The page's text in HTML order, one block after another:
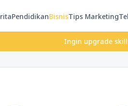
PendidikanBisnisTips Marketing
Ingin upgrade skill tanpa